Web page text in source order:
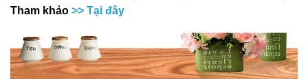
Tham khảo >> Tại đây